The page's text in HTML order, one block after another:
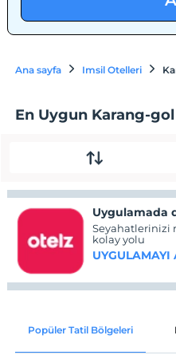
Ana sayfa Imsil Otelleri
En Uygun Karang-
Uygulamada
Seyahatlerinizi
kolay yolu
UYGULAMAYI
Popüler Tatil Bölgeleri